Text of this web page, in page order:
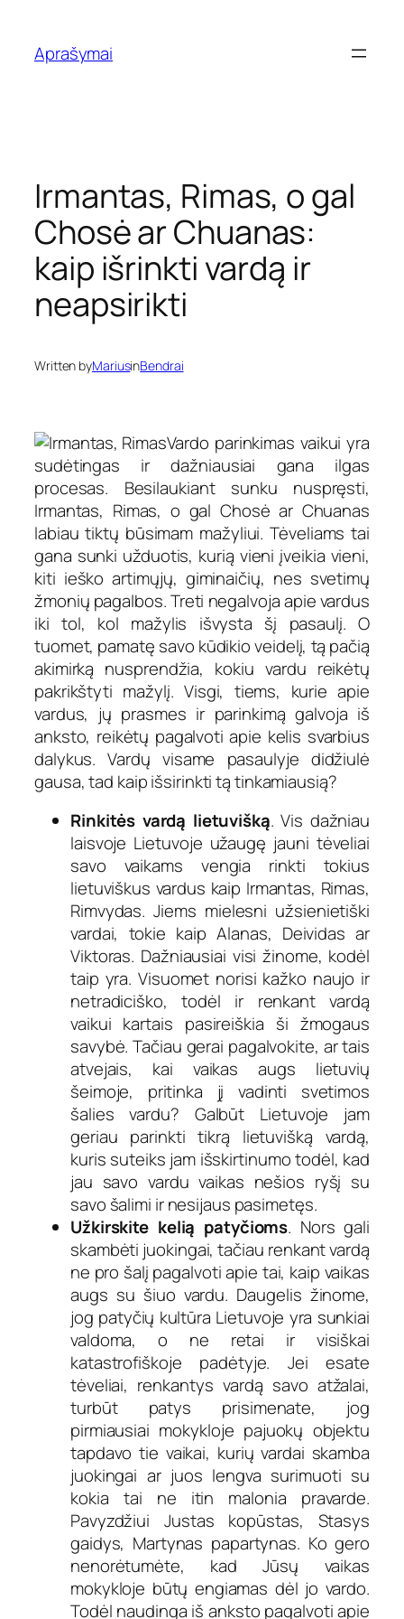
turinio
Aprašymai
Irmantas, Rimas, o gal
Chosė ar Chuanas:
kaip išrinkti vardą ir
neapsirikti
Written byMariusinBendrai
Vardo parinkimas vaikui yra
sudėtingas ir dažniausiai gana ilgas
procesas. Besilaukiant sunku nuspręsti,
Irmantas, Rimas, o gal Chosė ar Chuanas
labiau tiktų būsimam mažyliui. Tėveliams tai
gana sunki užduotis, kurią vieni įveikia vieni,
kiti ieško artimųjų, giminaičių, nes svetimų
žmonių pagalbos. Treti negalvoja apie vardus
iki tol, kol mažylis išvysta šį pasaulį. O
tuomet, pamatę savo kūdikio veidelį, tą pačią
akimirką nusprendžia, kokiu vardu reikėtų
pakrikštyti mažylį. Visgi, tiems, kurie apie
vardus, jų prasmes ir parinkimą galvoja iš
anksto, reikėtų pagalvoti apie kelis svarbius
dalykus. Vardų visame pasaulyje didžiulė
gausa, tad kaip išsirinkti tą tinkamiausią?
Rinkitės vardą lietuvišką. Vis dažniau
laisvoje Lietuvoje užaugę jauni tėveliai
savo vaikams vengia rinkti tokius
lietuviškus vardus kaip Irmantas, Rimas,
Rimvydas. Jiems mielesni užsienietiški
vardai, tokie kaip Alanas, Deividas ar
Viktoras. Dažniausiai visi žinome, kodėl
taip yra. Visuomet norisi kažko naujo ir
netradiciško, todėl ir renkant vardą
vaikui kartais pasireiškia ši žmogaus
savybė. Tačiau gerai pagalvokite, ar tais
atvejais, kai vaikas augs lietuvių
šeimoje, pritinka jį vadinti svetimos
šalies vardu? Galbūt Lietuvoje jam
geriau parinkti tikrą lietuvišką vardą,
kuris suteiks jam išskirtinumo todėl, kad
jau savo vardu vaikas nešios ryšį su
savo šalimi ir nesijaus pasimetęs.
Užkirskite kelią patyčioms. Nors gali
skambėti juokingai, tačiau renkant vardą
ne pro šalį pagalvoti apie tai, kaip vaikas
augs su šiuo vardu. Daugelis žinome,
jog patyčių kultūra Lietuvoje yra sunkiai
valdoma, o ne retai ir visiškai
katastrofiškoje padėtyje. Jei esate
tėveliai, renkantys vardą savo atžalai,
turbūt patys prisimenate, jog
pirmiausiai mokykloje pajuokų objektu
tapdavo tie vaikai, kurių vardai skamba
juokingai ar juos lengva surimuoti su
kokia tai ne itin malonia pravarde.
Pavyzdžiui Justas kopūstas, Stasys
gaidys, Martynas papartynas. Ko gero
nenorėtumėte, kad Jūsų vaikas
mokykloje būtų engiamas dėl jo vardo.
Todėl naudinga iš anksto pagalvoti apie